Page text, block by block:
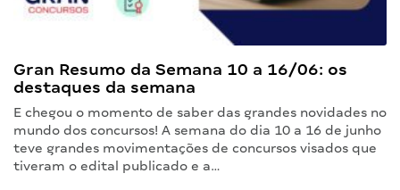
Gran Resumo da Semana 10 a 16/06: os
destaques da semana
E chegou o momento de saber das grandes novidades no
mundo dos concursos! A semana do dia 10 a 16 de junho
teve grandes movimentações de concursos visados que
tiveram o edital publicado e a…